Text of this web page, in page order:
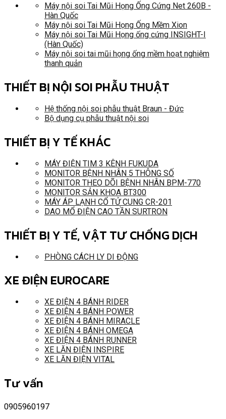
Máy nội soi Tai Mũi Họng Ống Cứng Net 260B -
Hàn Quốc
Máy nội soi Tai Mũi Họng Ống Mềm Xion
Máy nội soi Tai Mũi Họng ống cứng INSIGHT-I
(Hàn Quốc)
Máy nội soi tai mũi họng ống mềm hoạt nghiệm
thanh quản
THIẾT BỊ NỘI SOI PHẪU THUẬT
Hệ thống nội soi phẫu thuật Braun - Đức
Bộ dụng cụ phẫu thuật nội soi
THIẾT BỊ Y TẾ KHÁC
MÁY ĐIỆN TIM 3 KÊNH FUKUDA
MONITOR BỆNH NHÂN 5 THÔNG SỐ
MONITOR THEO DÕI BỆNH NHÂN BPM-770
MONITOR SẢN KHOA BT300
MÁY ÁP LẠNH CỔ TỬ CUNG CR-201
DAO MỔ ĐIỆN CAO TẦN SURTRON
THIẾT BỊ Y TẾ, VẬT TƯ CHỐNG DỊCH
PHÒNG CÁCH LY DI ĐỘNG
XE ĐIỆN EUROCARE
XE ĐIỆN 4 BÁNH RIDER
XE ĐIỆN 4 BÁNH POWER
XE ĐIỆN 4 BÁNH MIRACLE
XE ĐIỆN 4 BÁNH OMEGA
XE ĐIỆN 4 BÁNH RUNNER
XE LĂN ĐIỆN INSPIRE
XE LĂN ĐIỆN VITAL
Tư vấn
0905960197